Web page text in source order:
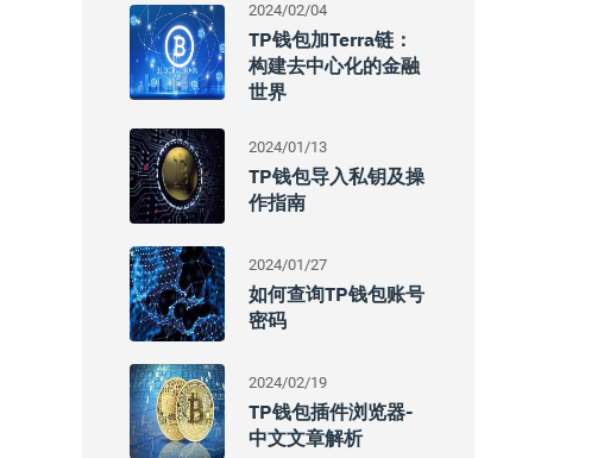
2024/02/04
TP钱包加Terra链：
构建去中心化的金融
世界
2024/01/13
TP钱包导入私钥及操
作指南
2024/01/27
如何查询TP钱包账号
密码
2024/02/19
TP钱包插件浏览器-
中文文章解析